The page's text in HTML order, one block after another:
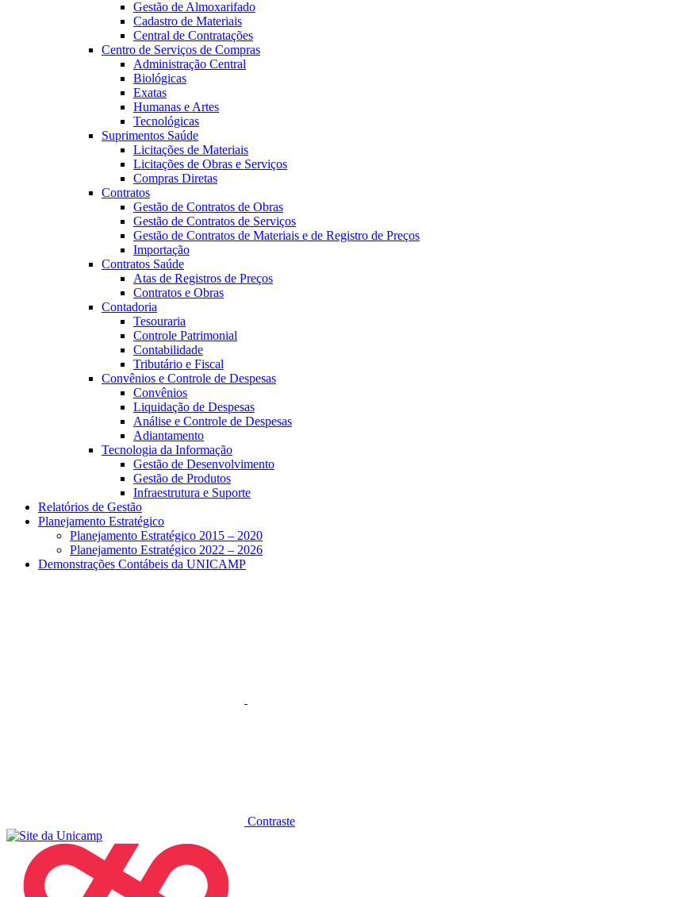
Gestão de Almoxarifado
Cadastro de Materiais
Central de Contratações
Centro de Serviços de Compras
Administração Central
Biológicas
Exatas
Humanas e Artes
Tecnológicas
Suprimentos Saúde
Licitações de Materiais
Licitações de Obras e Serviços
Compras Diretas
Contratos
Gestão de Contratos de Obras
Gestão de Contratos de Serviços
Gestão de Contratos de Materiais e de Registro de Preços
Importação
Contratos Saúde
Atas de Registros de Preços
Contratos e Obras
Contadoria
Tesouraria
Controle Patrimonial
Contabilidade
Tributário e Fiscal
Convênios e Controle de Despesas
Convênios
Liquidação de Despesas
Análise e Controle de Despesas
Adiantamento
Tecnologia da Informação
Gestão de Desenvolvimento
Gestão de Produtos
Infraestrutura e Suporte
Relatórios de Gestão
Planejamento Estratégico
Planejamento Estratégico 2015 – 2020
Planejamento Estratégico 2022 – 2026
Demonstrações Contábeis da UNICAMP
Contraste